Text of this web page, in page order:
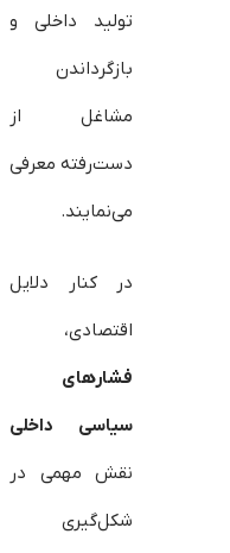
تولید داخلی و
بازگرداندن
مشاغل از
دست‌رفته معرفی
می‌نمایند.
در کنار دلایل
اقتصادی،
فشارهای
سیاسی داخلی
نقش مهمی در
شکل‌گیری